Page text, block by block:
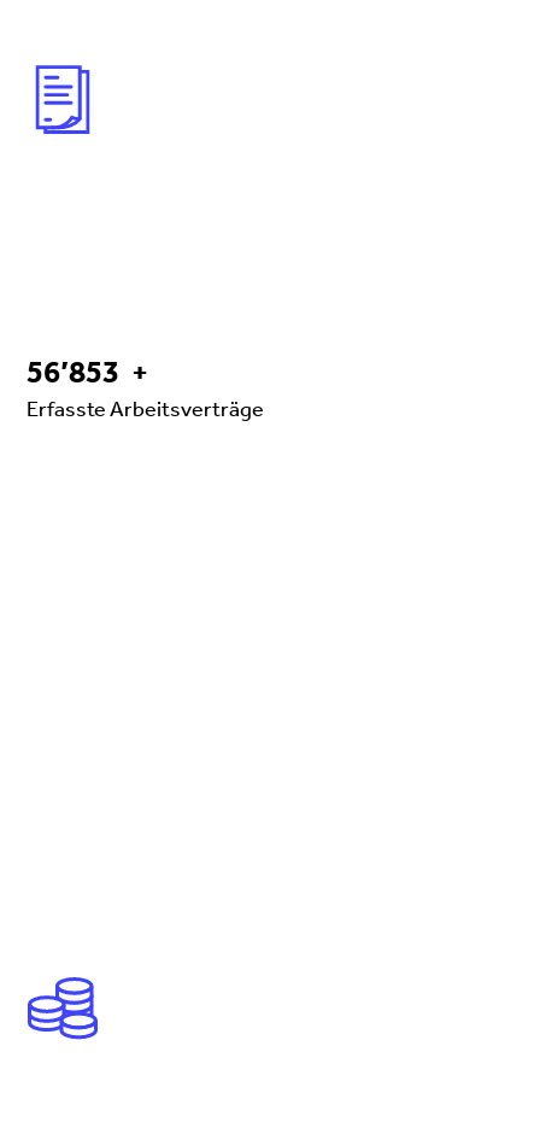
56’853 56853
+
Erfasste Arbeitsverträge